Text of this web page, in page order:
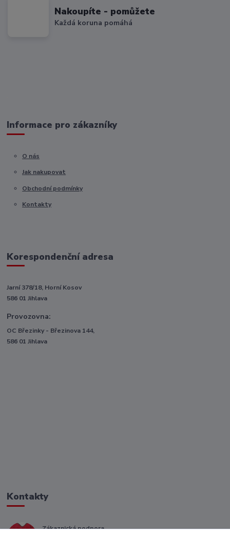
Nakoupíte - pomůžete
Každá koruna pomáhá
Informace pro zákazníky
O nás
Jak nakupovat
Obchodní podmínky
Kontakty
Korespondenční adresa
Jarní 378/18, Horní Kosov
586 01 Jihlava
Provozovna:
OC Březinky - Březinova 144,
586 01 Jihlava
Kontakty
Zákaznická podpora